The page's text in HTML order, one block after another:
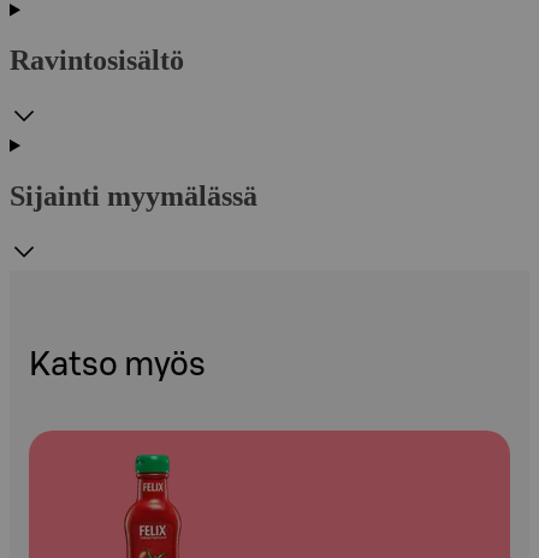
Ravintosisältö
Sijainti myymälässä
Katso myös